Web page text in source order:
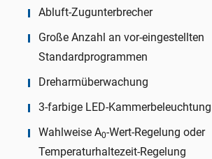
Abluft-Zugunterbrecher
Große Anzahl an vor-eingestellten
Standardprogrammen
Dreharmüberwachung
3-farbige LED-Kammerbeleuchtung
Wahlweise A0-Wert-Regelung oder
Temperaturhaltezeit-Regelung